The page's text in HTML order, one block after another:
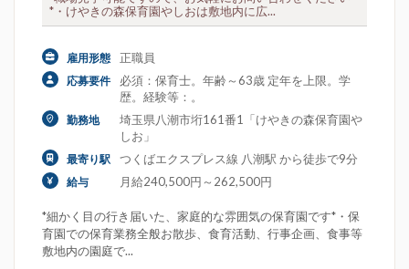
*・けやきの森保育園やしおは敷地内に広...
雇用形態 正職員
応募要件
必須：保育士。年齢～63歳 定年を上限。学
歴。経験等：。
勤務地
埼玉県八潮市垳161番1「けやきの森保育園や
しお」
最寄り駅 つくばエクスプレス線 八潮駅 から徒歩で9分
給与 月給240,500円～262,500円
*細かく目の行き届いた、家庭的な雰囲気の保育園です*・保
育園での保育業務全般お散歩、食育活動、行事企画、食事等
敷地内の園庭で...